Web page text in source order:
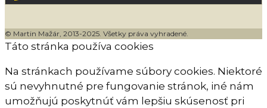
© Martin Mažár, 2013-2025. Všetky práva vyhradené.
Táto stránka používa cookies
Na stránkach používame súbory cookies. Niektoré
sú nevyhnutné pre fungovanie stránok, iné nám
umožňujú poskytnúť vám lepšiu skúsenosť pri